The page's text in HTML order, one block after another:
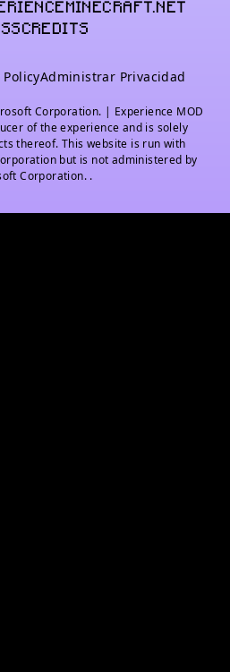
MINECRAFT.NET
CREDITS
PolicyAdministrar Privacidad
Corporation. | Experience MOD
of the experience and is solely
thereof. This website is run with
but is not administered by
Corporation. .